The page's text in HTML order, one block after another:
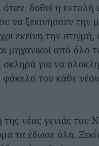
όταν δοθεί η
να ξεκινήσουν την
εκείνη την στιγμή,
μηχανικοί από όλο
σκληρά για να
φάκελο του κάθε νέου
της νέας γενιάς του
τα έδωσε όλα.